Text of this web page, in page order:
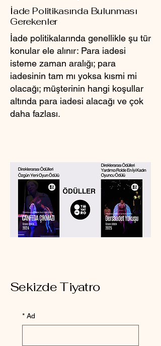
İade Politikasında Bulunması
Gerekenler
İade politikalarında genellikle şu tür
konular ele alınır: Para iadesi
isteme zaman aralığı; para
iadesinin tam mı yoksa kısmi mi
olacağı; müşterinin hangi koşullar
altında para iadesi alacağı ve çok
daha fazlası.
Sekizde Tiyatro
* Ad